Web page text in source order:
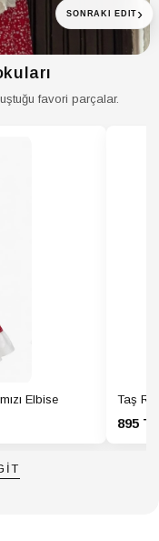
favori parçalar.
Elbise Taş
895
SONRAKI EDIT ›